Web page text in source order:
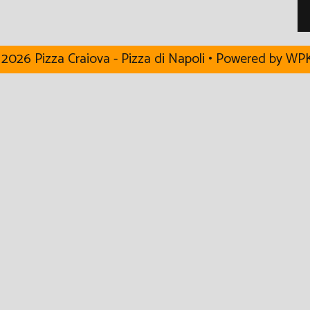
Pizza Craiova - Pizza di Napoli • Powered by